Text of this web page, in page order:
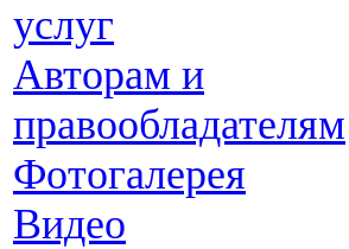
услуг
Авторам и
правообладателям
Фотогалерея
Видео